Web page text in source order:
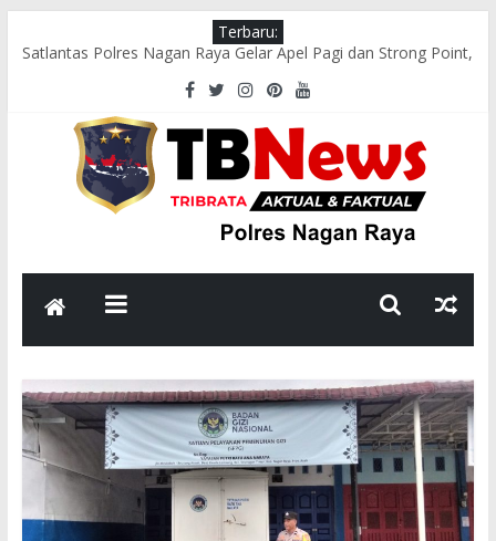
Terbaru:
Satlantas Polres Nagan Raya Gelar Apel Pagi dan Strong Point,
Pastikan Arus Lalu Lintas Lancar
Tim Patroli Perintis Presisi Sat Samapta Polres Nagan Raya
Gelar Patroli Guantibmas
Satlantas Polres Nagan Raya Laksanakan Pengaturan Lalu
Lintas di Titik Keramaian
Polsek Darul Makmur Sosialisasikan Pencegahan Karhutla
Bhabinkamtibmas Polsek Darul Makmur Sambangi Warga
Desa Alue Bilie, Sampaikan Pesan Kamtibmas